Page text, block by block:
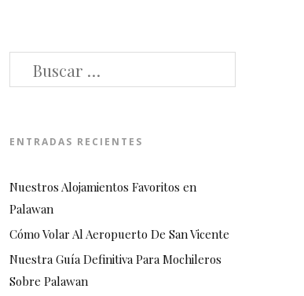
ENTRADAS RECIENTES
Nuestros Alojamientos Favoritos en
Palawan
Cómo Volar Al Aeropuerto De San Vicente
Nuestra Guía Definitiva Para Mochileros
Sobre Palawan